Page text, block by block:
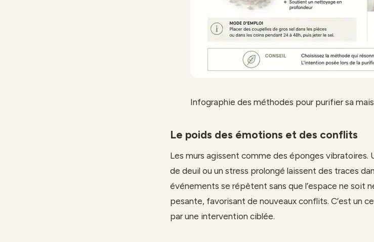
Infographie des méthodes pour purifier sa
Le poids des émotions et des conflits
Les murs agissent comme des éponges
de deuil ou un stress prolongé laissent des traces
événements se répètent sans que l’espace ne soit
pesante, favorisant de nouveaux conflits. C’est un
par une intervention ciblée.